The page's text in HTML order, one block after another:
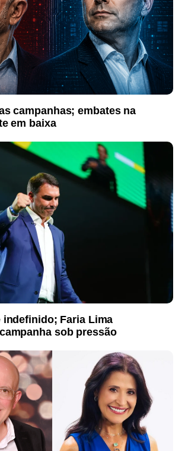
campanhas; embates na
em baixa
indefinido; Faria Lima
sob pressão